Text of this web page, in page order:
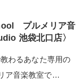
プルメリア音
池袋北口店〉
わるあなた専用の
ア音楽教室で…